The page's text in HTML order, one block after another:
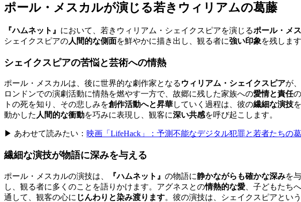
ポール・メスカルが演じる若きウィリアムの葛藤
『ハムネット』 において、若きウィリアム・シェイクスピアを演じるポール・メ
シェイクスピアの人間的な側面を鮮やかに描き出し、観る者に強い印象を残します
シェイクスピアの苦悩と芸術への情熱
ポール・メスカルは、後に世界的な劇作家となる ウィリアム・シェイクスピアが
ロンドンでの演劇活動に情熱を燃やす一方で、故郷に残した家族への愛情と責任
トの死を知り、その悲しみを創作活動へと昇華していく過程は、彼の繊細な演技
動かした 人間的な衝動を巧みに表現し、観客に深い共感を呼び起こします。
▶ あわせて読みたい： 映画「LifeHack」：予測不能なデジタル犯罪と若者たちの
繊細な演技が物語に深みを与える
ポール・メスカルの演技は、 『ハムネット』 の物語に静かながらも確かな深みを
し、観る者に多くのことを語りかけます。アグネスとの情熱的な愛 、子どもたち
通して、観客の心に じんわりと染み渡ります。彼の演技は、シェイクスピアという